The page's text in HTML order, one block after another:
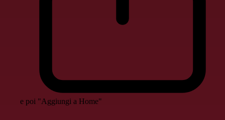
e poi "Aggiungi a Home"